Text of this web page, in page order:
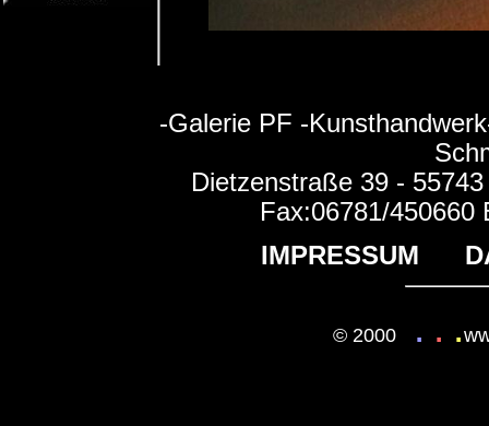
-Galerie PF -
Dietzenstraße 39 -
Fax:06781/450660
IMPRESSUM
© 2000 . . .